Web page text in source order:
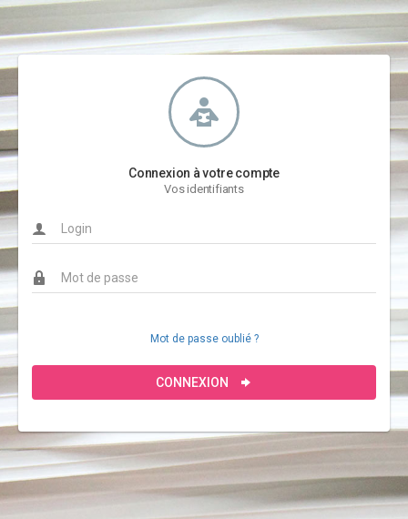
Connexion à votre compte
Vos identifiants
Mot de passe oublié ?
CONNEXION